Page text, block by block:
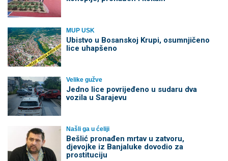
MUP USK
Ubistvo u Bosanskoj Krupi, osumnjičeno
lice uhapšeno
Velike gužve
Јedno lice povrijeđeno u sudaru dva
vozila u Sarajevu
Našli ga u ćeliji
Bešlić pronađen mrtav u zatvoru,
djevojke iz Banjaluke dovodio za
prostituciju